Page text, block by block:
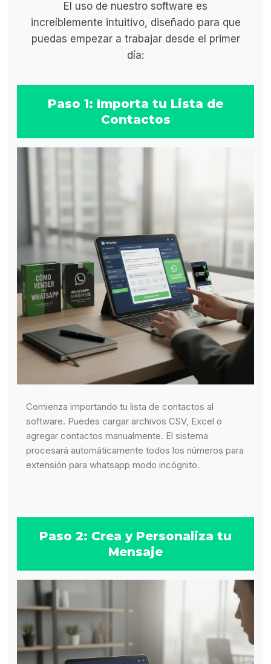
El uso de nuestro software es
increíblemente intuitivo, diseñado para que
puedas empezar a trabajar desde el primer
día:
Paso 1: Importa tu Lista de
Contactos
Comienza importando tu lista de contactos al
software. Puedes cargar archivos CSV, Excel o
agregar contactos manualmente. El sistema
procesará automáticamente todos los números para
extensión para whatsapp modo incógnito.
Paso 2: Crea y Personaliza tu
Mensaje